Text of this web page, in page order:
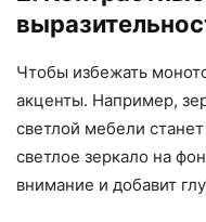
Чтобы избежать
акценты. Например,
светлой мебели
светлое зеркало на
внимание и добавит